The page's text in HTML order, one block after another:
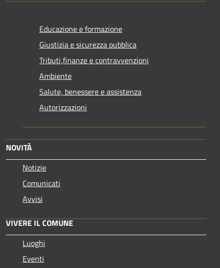
Educazione e formazione
Giustizia e sicurezza pubblica
Tributi,finanze e contravvenzioni
Ambiente
Salute, benessere e assistenza
Autorizzazioni
NOVITÀ
Notizie
Comunicati
Avvisi
VIVERE IL COMUNE
Luoghi
Eventi